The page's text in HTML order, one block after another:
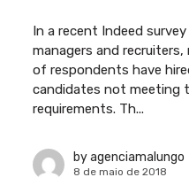
In a recent Indeed
managers and
of respondents have
candidates not meeting
requirements. Th...
by agenciamalungo
8 de maio de 2018